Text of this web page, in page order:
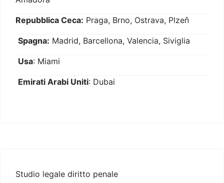
Repubblica Ceca: Praga, Brno, Ostrava, Plzeň
Spagna: Madrid, Barcellona, Valencia, Siviglia
Usa: Miami
Emirati Arabi Uniti: Dubai
Studio legale diritto penale